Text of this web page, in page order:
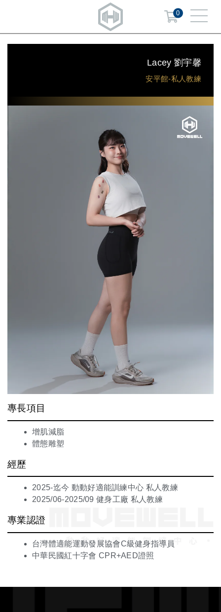
0
Lacey 劉宇馨
安平館-私人教練
專長項目
增肌減脂
體態雕塑
經歷
2025-迄今 動動好適能訓練中心 私人教練
2025/06-2025/09 健身工廠 私人教練
專業認證
台灣體適能運動發展協會C級健身指導員
中華民國紅十字會 CPR+AED證照